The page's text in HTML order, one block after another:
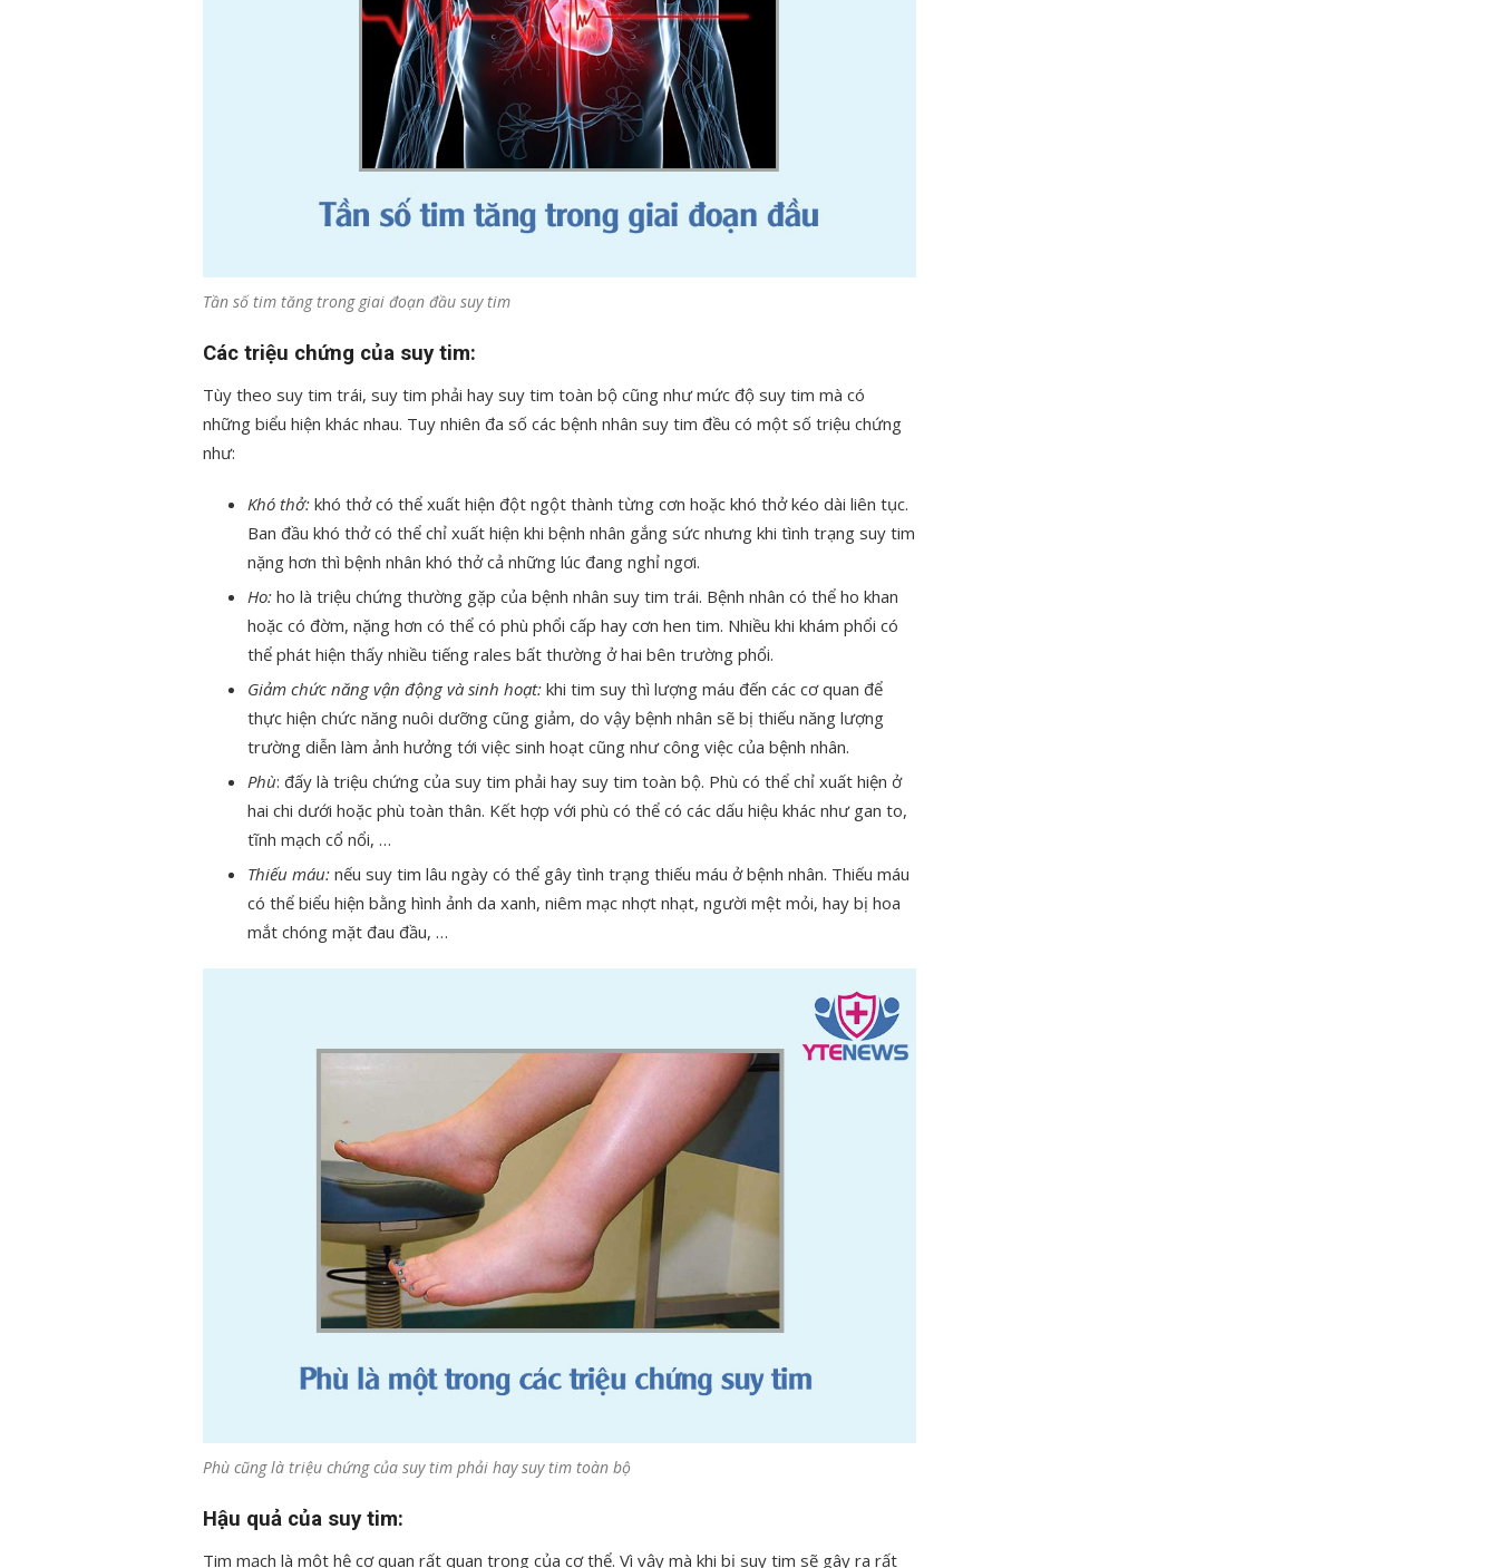
Tần số tim tăng trong giai đoạn đầu suy tim
Các triệu chứng của suy tim:
Tùy theo suy tim trái, suy tim phải hay suy tim toàn bộ cũng như mức độ suy tim mà có
những biểu hiện khác nhau. Tuy nhiên đa số các bệnh nhân suy tim đều có một số triệu chứng
như:
Khó thở: khó thở có thể xuất hiện đột ngột thành từng cơn hoặc khó thở kéo dài liên tục.
Ban đầu khó thở có thể chỉ xuất hiện khi bệnh nhân gắng sức nhưng khi tình trạng suy tim
nặng hơn thì bệnh nhân khó thở cả những lúc đang nghỉ ngơi.
Ho: ho là triệu chứng thường gặp của bệnh nhân suy tim trái. Bệnh nhân có thể ho khan
hoặc có đờm, nặng hơn có thể có phù phổi cấp hay cơn hen tim. Nhiều khi khám phổi có
thể phát hiện thấy nhiều tiếng rales bất thường ở hai bên trường phổi.
Giảm chức năng vận động và sinh hoạt: khi tim suy thì lượng máu đến các cơ quan để
thực hiện chức năng nuôi dưỡng cũng giảm, do vậy bệnh nhân sẽ bị thiếu năng lượng
trường diễn làm ảnh hưởng tới việc sinh hoạt cũng như công việc của bệnh nhân.
Phù: đấy là triệu chứng của suy tim phải hay suy tim toàn bộ. Phù có thể chỉ xuất hiện ở
hai chi dưới hoặc phù toàn thân. Kết hợp với phù có thể có các dấu hiệu khác như gan to,
tĩnh mạch cổ nổi, …
Thiếu máu: nếu suy tim lâu ngày có thể gây tình trạng thiếu máu ở bệnh nhân. Thiếu máu
có thể biểu hiện bằng hình ảnh da xanh, niêm mạc nhợt nhạt, người mệt mỏi, hay bị hoa
mắt chóng mặt đau đầu, …
Phù cũng là triệu chứng của suy tim phải hay suy tim toàn bộ
Hậu quả của suy tim:
Tim mạch là một hệ cơ quan rất quan trọng của cơ thể. Vì vậy mà khi bị suy tim sẽ gây ra rất